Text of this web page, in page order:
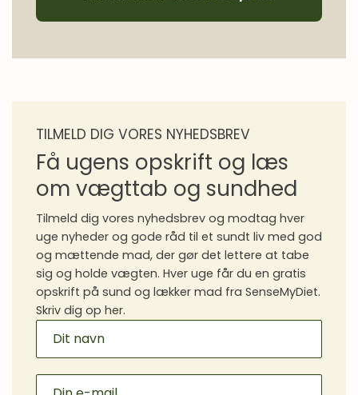
TILMELD DIG VORES NYHEDSBREV
Få ugens opskrift og læs
om vægttab og sundhed
Tilmeld dig vores nyhedsbrev og modtag hver
uge nyheder og gode råd til et sundt liv med god
og mættende mad, der gør det lettere at tabe
sig og holde vægten. Hver uge får du en gratis
opskrift på sund og lækker mad fra SenseMyDiet.
Skriv dig op her.
MAILCHIMP
SIGNUP